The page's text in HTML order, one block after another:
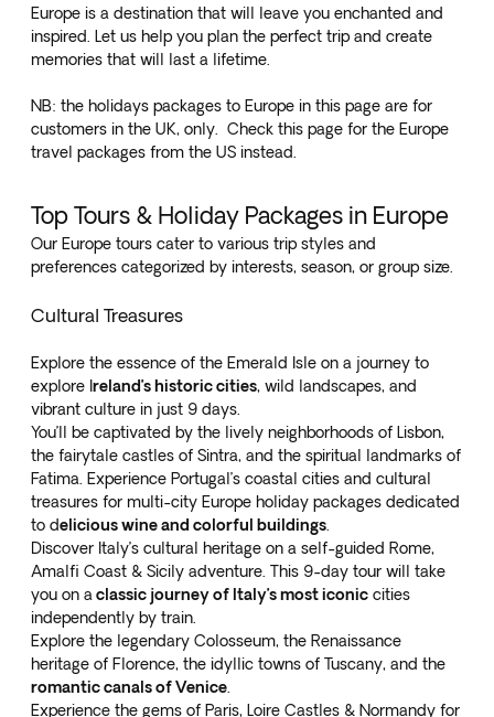
Europe is a destination that will leave you enchanted and
inspired. Let us help you plan the perfect trip and create
memories that will last a lifetime.
NB: the holidays packages to Europe in this page are for
customers in the UK, only. Check this page for the Europe
travel packages from the US instead.
Top Tours & Holiday Packages in Europe
Our Europe tours cater to various trip styles and
preferences categorized by interests, season, or group size.
Cultural Treasures
Explore the essence of the Emerald Isle on a journey to
explore I reland’s historic cities, wild landscapes, and
vibrant culture in just 9 days.
You’ll be captivated by the lively neighborhoods of Lisbon,
the fairytale castles of Sintra, and the spiritual landmarks of
Fatima. Experience Portugal’s coastal cities and cultural
treasures for multi-city Europe holiday packages dedicated
to delicious wine and colorful buildings
Discover Italy’s cultural heritage on a self-guided Rome,
Amalfi Coast & Sicily adventure. This 9-day tour will take
you on a classic journey of Italy’s most iconic cities
independently by train.
Explore the legendary Colosseum, the Renaissance
heritage of Florence, the idyllic towns of Tuscany, and the
romantic canals of Venice
Experience the gems of Paris, Loire Castles & Normandy for